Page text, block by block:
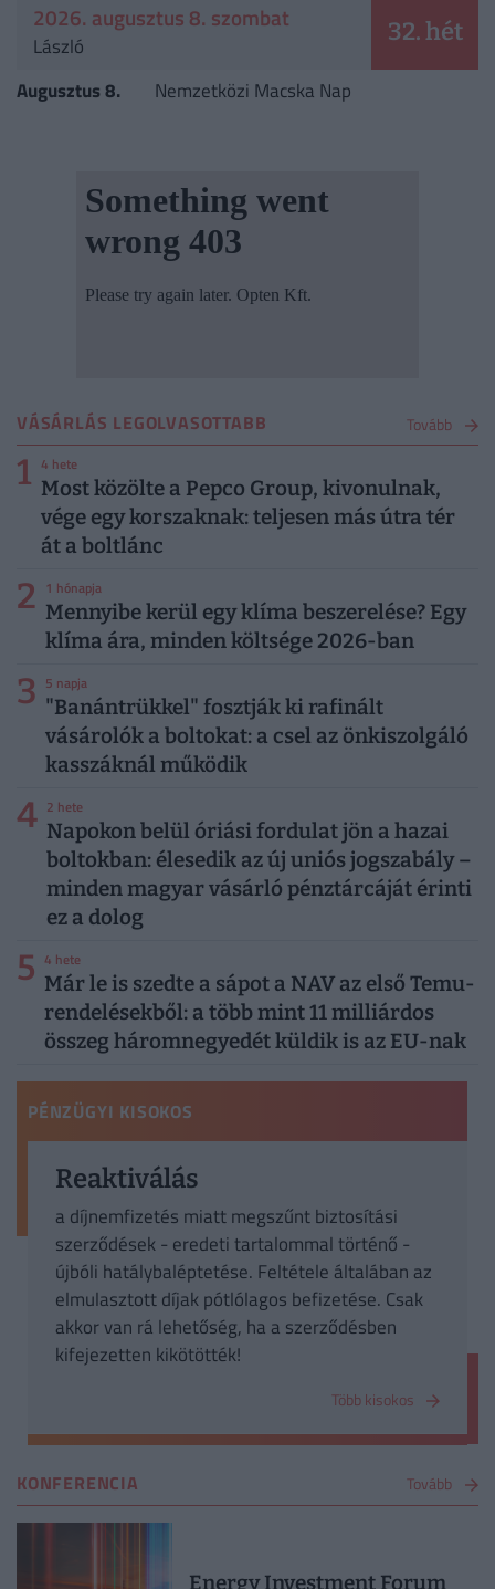
2026. augusztus 8. szombat
László 32. hét
Augusztus 8. Nemzetközi Macska Nap
VÁSÁRLÁS LEGOLVASOTTABB Tovább
1 4 hete
Most közölte a Pepco Group, kivonulnak,
vége egy korszaknak: teljesen más útra tér
át a boltlánc
2 1 hónapja
Mennyibe kerül egy klíma beszerelése? Egy
klíma ára, minden költsége 2026-ban
3 5 napja
"Banántrükkel" fosztják ki rafinált
vásárolók a boltokat: a csel az önkiszolgáló
kasszáknál működik
4 2 hete
Napokon belül óriási fordulat jön a hazai
boltokban: élesedik az új uniós jogszabály –
minden magyar vásárló pénztárcáját érinti
ez a dolog
5 4 hete
Már le is szedte a sápot a NAV az első Temu-
rendelésekből: a több mint 11 milliárdos
összeg háromnegyedét küldik is az EU-nak
PÉNZÜGYI KISOKOS
Reaktiválás
a díjnemfizetés miatt megszűnt biztosítási
szerződések - eredeti tartalommal történő -
újbóli hatálybaléptetése. Feltétele általában az
elmulasztott díjak pótlólagos befizetése. Csak
akkor van rá lehetőség, ha a szerződésben
kifejezetten kikötötték!
Több kisokos
KONFERENCIA Tovább
Energy Investment Forum